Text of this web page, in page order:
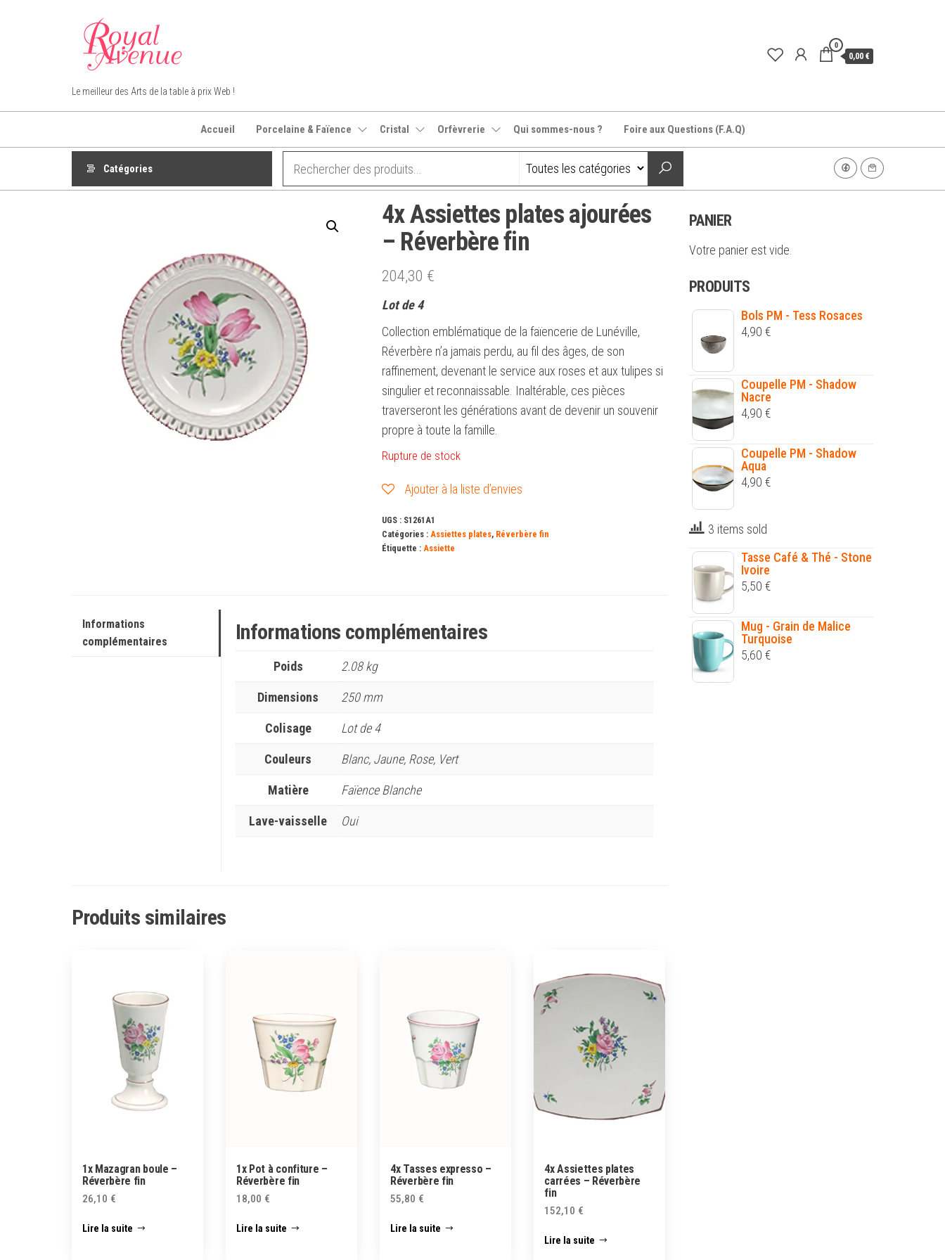
Royal Avenue
Le meilleur des Arts de la table à prix Web !
0
0,00 €
Accueil Porcelaine & Faïence Cristal Orfèvrerie Qui sommes-nous ? Foire aux Questions (F.A.Q)
Catégories
4x Assiettes plates ajourées
– Réverbère fin
204,30 €
Lot de 4
Collection emblématique de la faïencerie de Lunéville,
Réverbère n’a jamais perdu, au fil des âges, de son
raffinement, devenant le service aux roses et aux tulipes si
singulier et reconnaissable. Inaltérable, ces pièces
traverseront les générations avant de devenir un souvenir
propre à toute la famille.
Rupture de stock
Ajouter à la liste d’envies
UGS : S1261A1
Catégories : Assiettes plates, Réverbère fin
Étiquette : Assiette
Informations
complémentaires
Informations complémentaires
Poids 2.08 kg
Dimensions 250 mm
Colisage Lot de 4
Couleurs Blanc, Jaune, Rose, Vert
Matière Faïence Blanche
Lave-vaisselle Oui
Produits similaires
1x Mazagran boule –
Réverbère fin
26,10 €
Lire la suite
1x Pot à confiture –
Réverbère fin
18,00 €
Lire la suite
4x Tasses expresso –
Réverbère fin
55,80 €
Lire la suite
4x Assiettes plates
carrées – Réverbère
fin
152,10 €
Lire la suite
PANIER
Votre panier est vide.
PRODUITS
Bols PM - Tess Rosaces
4,90 €
Coupelle PM - Shadow
Nacre
4,90 €
Coupelle PM - Shadow
Aqua
4,90 €
3 items sold
Tasse Café & Thé - Stone
Ivoire
5,50 €
Mug - Grain de Malice
Turquoise
5,60 €